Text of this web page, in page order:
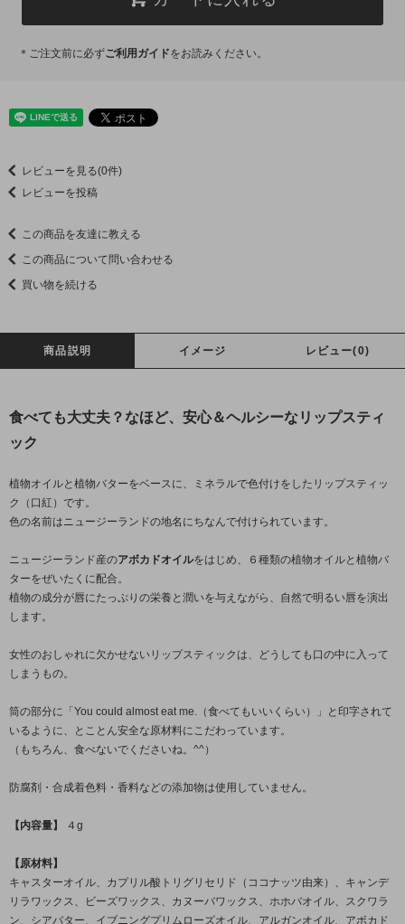
＊ご注文前に必ずご利用ガイドをお読みください。
レビューを見る(0件)
レビューを投稿
この商品を友達に教える
この商品について問い合わせる
買い物を続ける
商品説明 イメージ レビュー(0)
食べても大丈夫？なほど、安心＆ヘルシーなリップスティ
ック
植物オイルと植物バターをベースに、ミネラルで色付けをしたリップスティッ
ク（口紅）です。
色の名前はニュージーランドの地名にちなんで付けられています。
ニュージーランド産のアボカドオイルをはじめ、６種類の植物オイルと植物バ
ターをぜいたくに配合。
植物の成分が唇にたっぷりの栄養と潤いを与えながら、自然で明るい唇を演出
します。
女性のおしゃれに欠かせないリップスティックは、どうしても口の中に入って
しまうもの。
筒の部分に「You could almost eat me.（食べてもいいくらい）」と印字されて
いるように、とことん安全な原材料にこだわっています。
（もちろん、食べないでくださいね。^^）
防腐剤・合成着色料・香料などの添加物は使用していません。
【内容量】 ４g
【原材料】
キャスターオイル、カプリル酸トリグリセリド（ココナッツ由来）、キャンデ
リラワックス、ビーズワックス、カヌーバワックス、ホホバオイル、スクワラ
ン、シアバター、イブニングプリムローズオイル、アルガンオイル、アボカド